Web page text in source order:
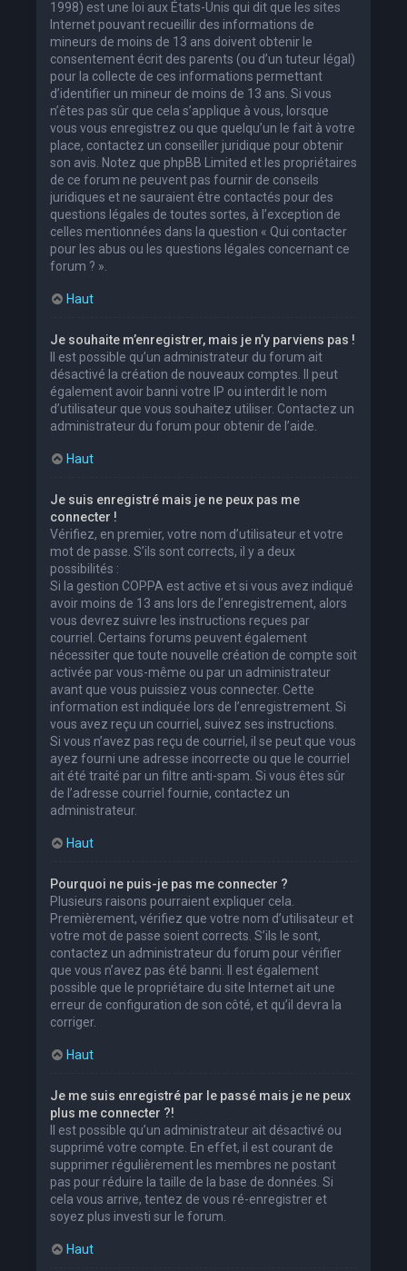
1998) est une loi aux États-Unis qui dit que les sites
Internet pouvant recueillir des informations de
mineurs de moins de 13 ans doivent obtenir le
consentement écrit des parents (ou d’un tuteur légal)
pour la collecte de ces informations permettant
d’identifier un mineur de moins de 13 ans. Si vous
n’êtes pas sûr que cela s’applique à vous, lorsque
vous vous enregistrez ou que quelqu’un le fait à votre
place, contactez un conseiller juridique pour obtenir
son avis. Notez que phpBB Limited et les propriétaires
de ce forum ne peuvent pas fournir de conseils
juridiques et ne sauraient être contactés pour des
questions légales de toutes sortes, à l’exception de
celles mentionnées dans la question « Qui contacter
pour les abus ou les questions légales concernant ce
forum ? ».
Haut
Je souhaite m’enregistrer, mais je n’y parviens pas !
Il est possible qu’un administrateur du forum ait
désactivé la création de nouveaux comptes. Il peut
également avoir banni votre IP ou interdit le nom
d’utilisateur que vous souhaitez utiliser. Contactez un
administrateur du forum pour obtenir de l’aide.
Haut
Je suis enregistré mais je ne peux pas me
connecter !
Vérifiez, en premier, votre nom d’utilisateur et votre
mot de passe. S’ils sont corrects, il y a deux
possibilités :
Si la gestion COPPA est active et si vous avez indiqué
avoir moins de 13 ans lors de l’enregistrement, alors
vous devrez suivre les instructions reçues par
courriel. Certains forums peuvent également
nécessiter que toute nouvelle création de compte soit
activée par vous-même ou par un administrateur
avant que vous puissiez vous connecter. Cette
information est indiquée lors de l’enregistrement. Si
vous avez reçu un courriel, suivez ses instructions.
Si vous n’avez pas reçu de courriel, il se peut que vous
ayez fourni une adresse incorrecte ou que le courriel
ait été traité par un filtre anti-spam. Si vous êtes sûr
de l’adresse courriel fournie, contactez un
administrateur.
Haut
Pourquoi ne puis-je pas me connecter ?
Plusieurs raisons pourraient expliquer cela.
Premièrement, vérifiez que votre nom d’utilisateur et
votre mot de passe soient corrects. S’ils le sont,
contactez un administrateur du forum pour vérifier
que vous n’avez pas été banni. Il est également
possible que le propriétaire du site Internet ait une
erreur de configuration de son côté, et qu’il devra la
corriger.
Haut
Je me suis enregistré par le passé mais je ne peux
plus me connecter ?!
Il est possible qu’un administrateur ait désactivé ou
supprimé votre compte. En effet, il est courant de
supprimer régulièrement les membres ne postant
pas pour réduire la taille de la base de données. Si
cela vous arrive, tentez de vous ré-enregistrer et
soyez plus investi sur le forum.
Haut